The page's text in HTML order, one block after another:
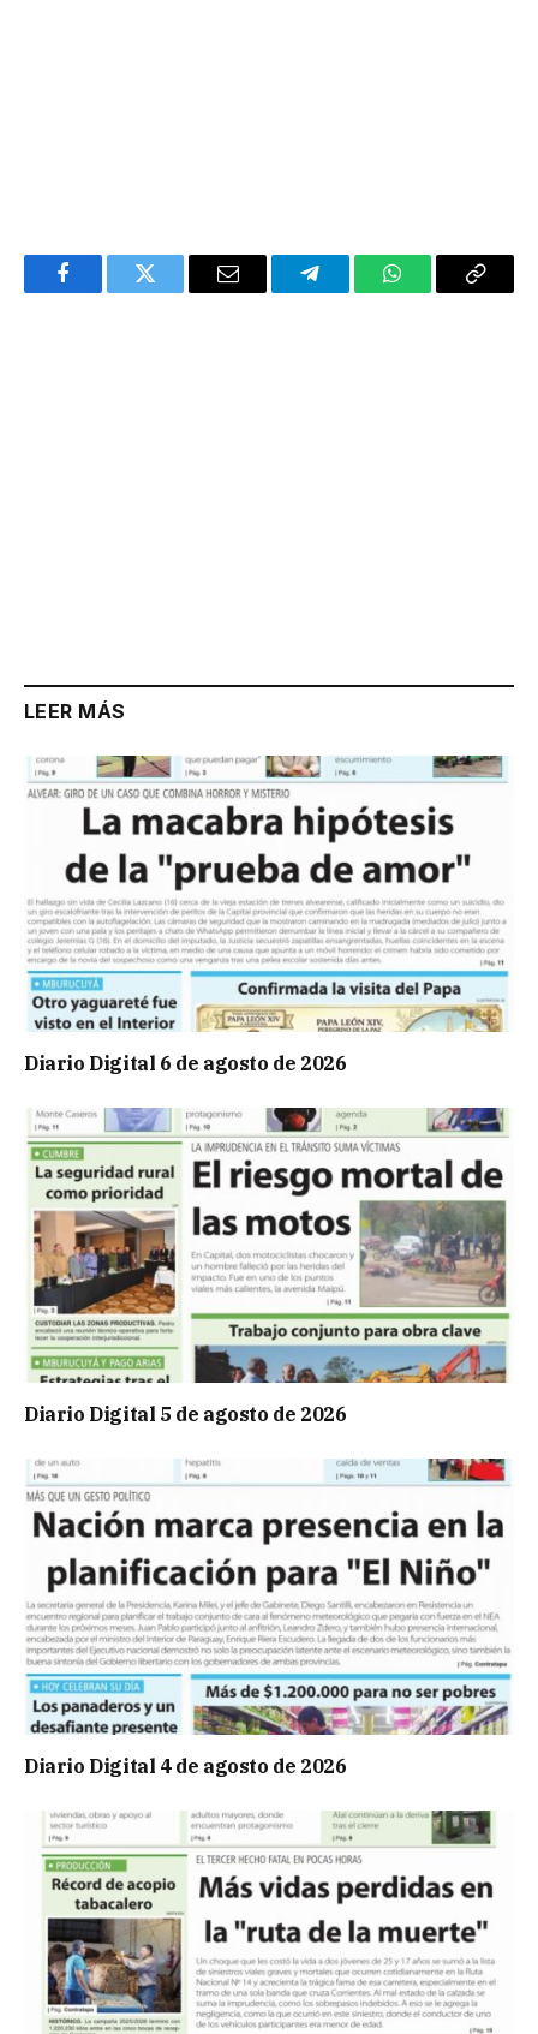
FacebookTwitter Email TelegramWhatsAppCopy
LEER MÁS
Diario Digital 6 de agosto de 2026
Diario Digital 5 de agosto de 2026
Diario Digital 4 de agosto de 2026